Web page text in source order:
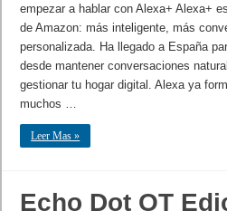
empezar a hablar con Alexa+ Alexa+
de Amazon: más inteligente, más
personalizada. Ha llegado a España
desde mantener conversaciones
gestionar tu hogar digital. Alexa ya
muchos …
Leer Mas »
Echo Dot OT